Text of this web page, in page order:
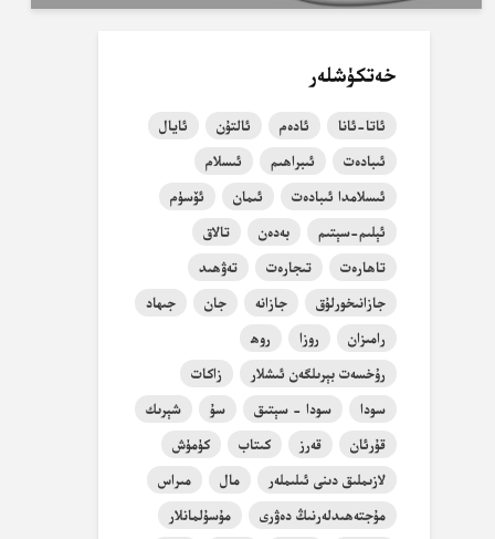
خەتكۈشلەر
ئاتا-ئانا ئادەم ئالتۇن
ئايال
ئىبادەت
ئىبراھىم
ئىسلام
ئىسلامدا ئىبادەت
ئىمان
ئۆسۈم
ئېلىم-سېتىم
بەدەن
تالاق
تاھارەت
تىجارەت
تەۋھىد
جازانىخورلۇق
جازانە جان
جىھاد
رامىزان
روزا
روھ
رۇخسەت بېرىلگەن ئىشلار
زاكات
سودا
سودا - سېتىق سۇ
شېرىك
قۇرئان
قەرز كىتاب
كۈمۈش
لازىملىق دىنى ئىلىملەر
مال
مىراس
مۇجتەھىدلەرنىڭ دەۋرى
مۇسۇلمانلار